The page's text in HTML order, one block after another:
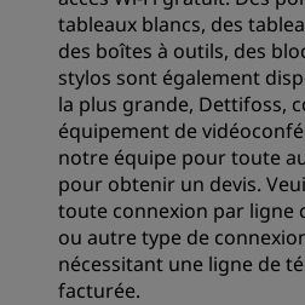
tableaux blancs, des
des boîtes à outils, des
stylos sont également
la plus grande, Dettifoss,
équipement de
notre équipe pour toute
pour obtenir un devis.
toute connexion par ligne
ou autre type de
nécessitant une ligne de
facturée.